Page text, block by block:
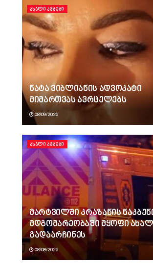
ᲐᲮᲐᲚᲘ ᲐᲛᲑᲔᲑᲘ
ნატა ვიბლიანის ადვოკატი
მიმართვას ავრცელებს
08/09/2026
ᲐᲮᲐᲚᲘ ᲐᲛᲑᲔᲑᲘ
მარტვილში კრაზანის
მდგომარეობაში მყოფი
გადაარჩინეს
08/08/2026